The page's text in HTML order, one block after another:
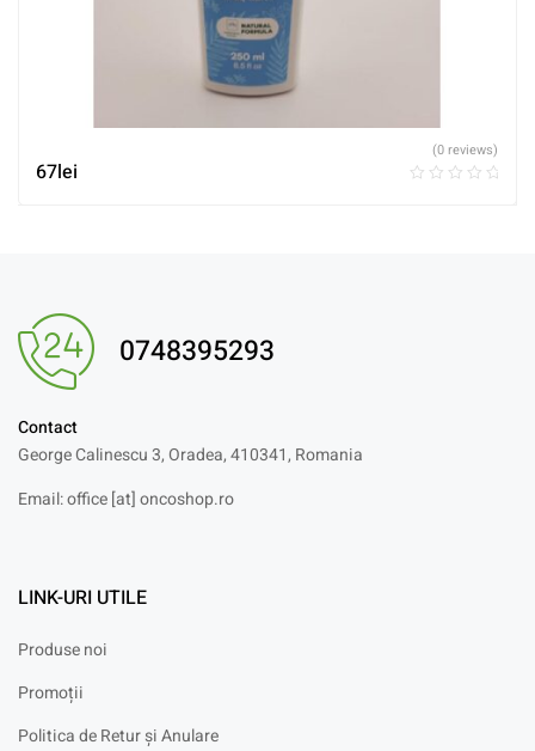
67lei
(0 reviews)
0748395293
Contact
George Calinescu 3, Oradea, 410341, Romania
Email: office [at] oncoshop.ro
LINK-URI UTILE
Produse noi
Promoții
Politica de Retur și Anulare